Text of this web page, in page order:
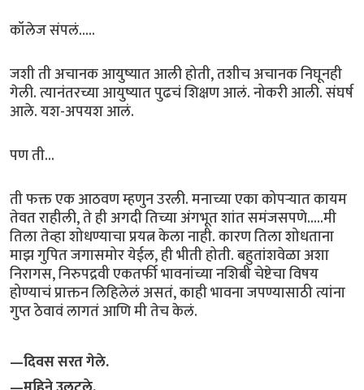
कॉलेज संपलं.....
जशी ती अचानक आयुष्यात आली होती, तशीच अचानक निघूनही
गेली. त्यानंतरच्या आयुष्यात पुढचं शिक्षण आलं. नोकरी आली. संघर्ष
आले. यश-अपयश आलं.
पण ती...
ती फक्त एक आठवण म्हणुन उरली. मनाच्या एका कोपऱ्यात कायम
तेवत राहीली, ते ही अगदी तिच्या अंगभूत शांत समंजसपणे.....मी
तिला तेव्हा शोधण्याचा प्रयत्न केला नाही. कारण तिला शोधताना
माझ गुपित जगासमोर येईल, ही भीती होती. बहुतांशवेळा अशा
निरागस, निरुपद्रवी एकतर्फी भावनांच्या नशिबी चेष्टेचा विषय
होण्याचं प्राक्तन लिहिलेलं असतं, काही भावना जपण्यासाठी त्यांना
गुप्त ठेवावं लागतं आणि मी तेच केलं.
—दिवस सरत गेले.